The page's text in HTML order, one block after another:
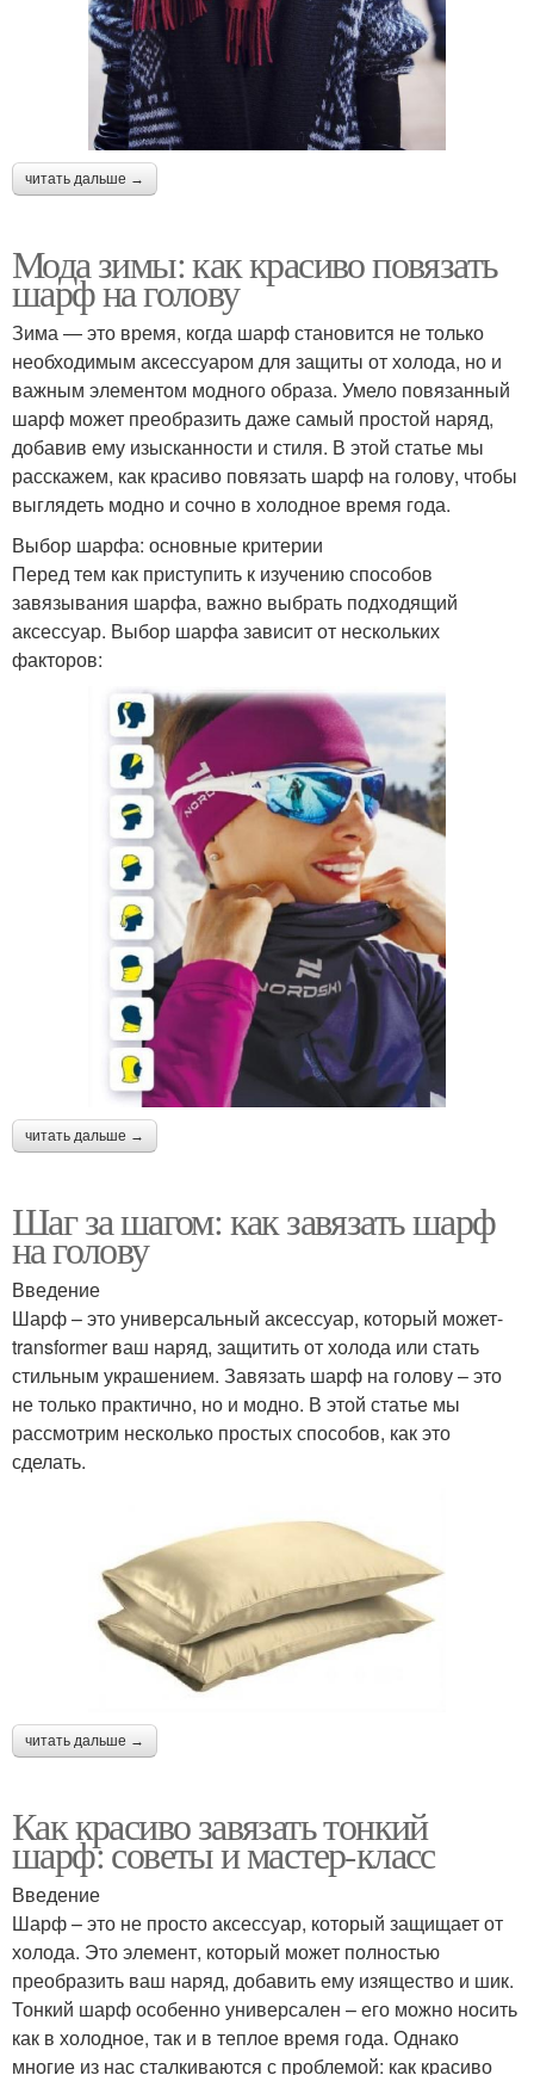
читать дальше →
Мода зимы: как красиво повязать
шарф на голову
Зима — это время, когда шарф становится не только
необходимым аксессуаром для защиты от холода, но и
важным элементом модного образа. Умело повязанный
шарф может преобразить даже самый простой наряд,
добавив ему изысканности и стиля. В этой статье мы
расскажем, как красиво повязать шарф на голову, чтобы
выглядеть модно и сочно в холодное время года.
Выбор шарфа: основные критерии
Перед тем как приступить к изучению способов
завязывания шарфа, важно выбрать подходящий
аксессуар. Выбор шарфа зависит от нескольких
факторов:
читать дальше →
Шаг за шагом: как завязать шарф
на голову
Введение
Шарф – это универсальный аксессуар, который может-
transformer ваш наряд, защитить от холода или стать
стильным украшением. Завязать шарф на голову – это
не только практично, но и модно. В этой статье мы
рассмотрим несколько простых способов, как это
сделать.
читать дальше →
Как красиво завязать тонкий
шарф: советы и мастер-класс
Введение
Шарф – это не просто аксессуар, который защищает от
холода. Это элемент, который может полностью
преобразить ваш наряд, добавить ему изящество и шик.
Тонкий шарф особенно универсален – его можно носить
как в холодное, так и в теплое время года. Однако
многие из нас сталкиваются с проблемой: как красиво